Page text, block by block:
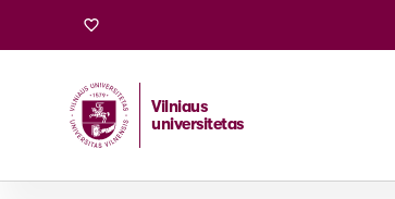
Vilniaus
universitetas